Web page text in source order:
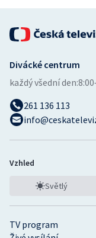
TV program
Divácké centrum
každý všední den:
261 136 113
Vzhled
Světlý